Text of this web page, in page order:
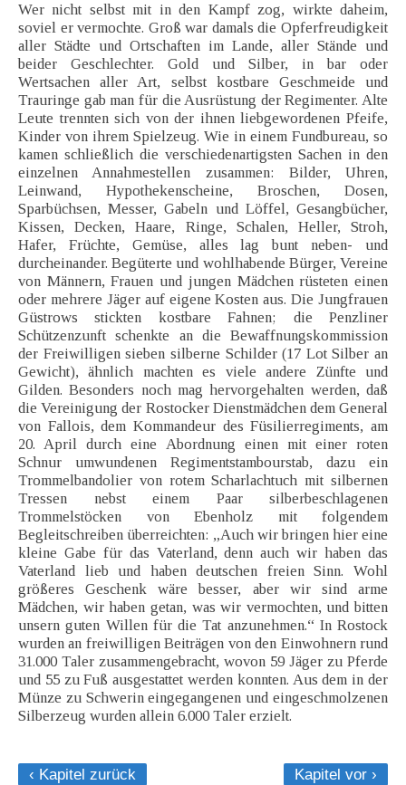
Wer nicht selbst mit in den Kampf zog, wirkte daheim,
soviel er vermochte. Groß war damals die Opferfreudigkeit
aller Städte und Ortschaften im Lande, aller Stände und
beider Geschlechter. Gold und Silber, in bar oder
Wertsachen aller Art, selbst kostbare Geschmeide und
Trauringe gab man für die Ausrüstung der Regimenter. Alte
Leute trennten sich von der ihnen liebgewordenen Pfeife,
Kinder von ihrem Spielzeug. Wie in einem Fundbureau, so
kamen schließlich die verschiedenartigsten Sachen in den
einzelnen Annahmestellen zusammen: Bilder, Uhren,
Leinwand, Hypothekenscheine, Broschen, Dosen,
Sparbüchsen, Messer, Gabeln und Löffel, Gesangbücher,
Kissen, Decken, Haare, Ringe, Schalen, Heller, Stroh,
Hafer, Früchte, Gemüse, alles lag bunt neben- und
durcheinander. Begüterte und wohlhabende Bürger, Vereine
von Männern, Frauen und jungen Mädchen rüsteten einen
oder mehrere Jäger auf eigene Kosten aus. Die Jungfrauen
Güstrows stickten kostbare Fahnen; die Penzliner
Schützenzunft schenkte an die Bewaffnungskommission
der Freiwilligen sieben silberne Schilder (17 Lot Silber an
Gewicht), ähnlich machten es viele andere Zünfte und
Gilden. Besonders noch mag hervorgehalten werden, daß
die Vereinigung der Rostocker Dienstmädchen dem General
von Fallois, dem Kommandeur des Füsilierregiments, am
20. April durch eine Abordnung einen mit einer roten
Schnur umwundenen Regimentstambourstab, dazu ein
Trommelbandolier von rotem Scharlachtuch mit silbernen
Tressen nebst einem Paar silberbeschlagenen
Trommelstöcken von Ebenholz mit folgendem
Begleitschreiben überreichten: „Auch wir bringen hier eine
kleine Gabe für das Vaterland, denn auch wir haben das
Vaterland lieb und haben deutschen freien Sinn. Wohl
größeres Geschenk wäre besser, aber wir sind arme
Mädchen, wir haben getan, was wir vermochten, und bitten
unsern guten Willen für die Tat anzunehmen.“ In Rostock
wurden an freiwilligen Beiträgen von den Einwohnern rund
31.000 Taler zusammengebracht, wovon 59 Jäger zu Pferde
und 55 zu Fuß ausgestattet werden konnten. Aus dem in der
Münze zu Schwerin eingegangenen und eingeschmolzenen
Silberzeug wurden allein 6.000 Taler erzielt.
‹ Kapitel zurück
Kapitel vor ›